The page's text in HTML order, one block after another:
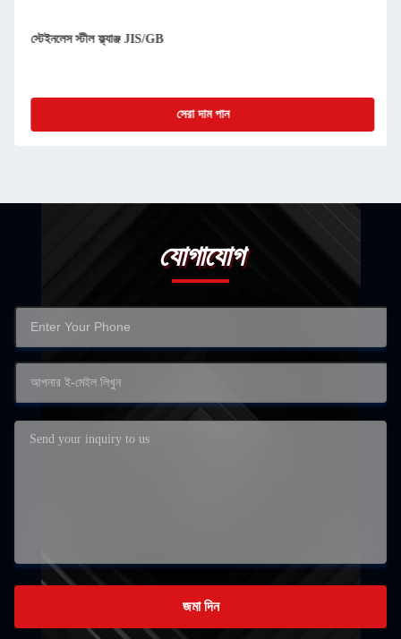
স্টেইনলেস স্টীল ফ্ল্যাঞ্জ JIS/GB
সেরা দাম পান
যোগাযোগ
জমা দিন